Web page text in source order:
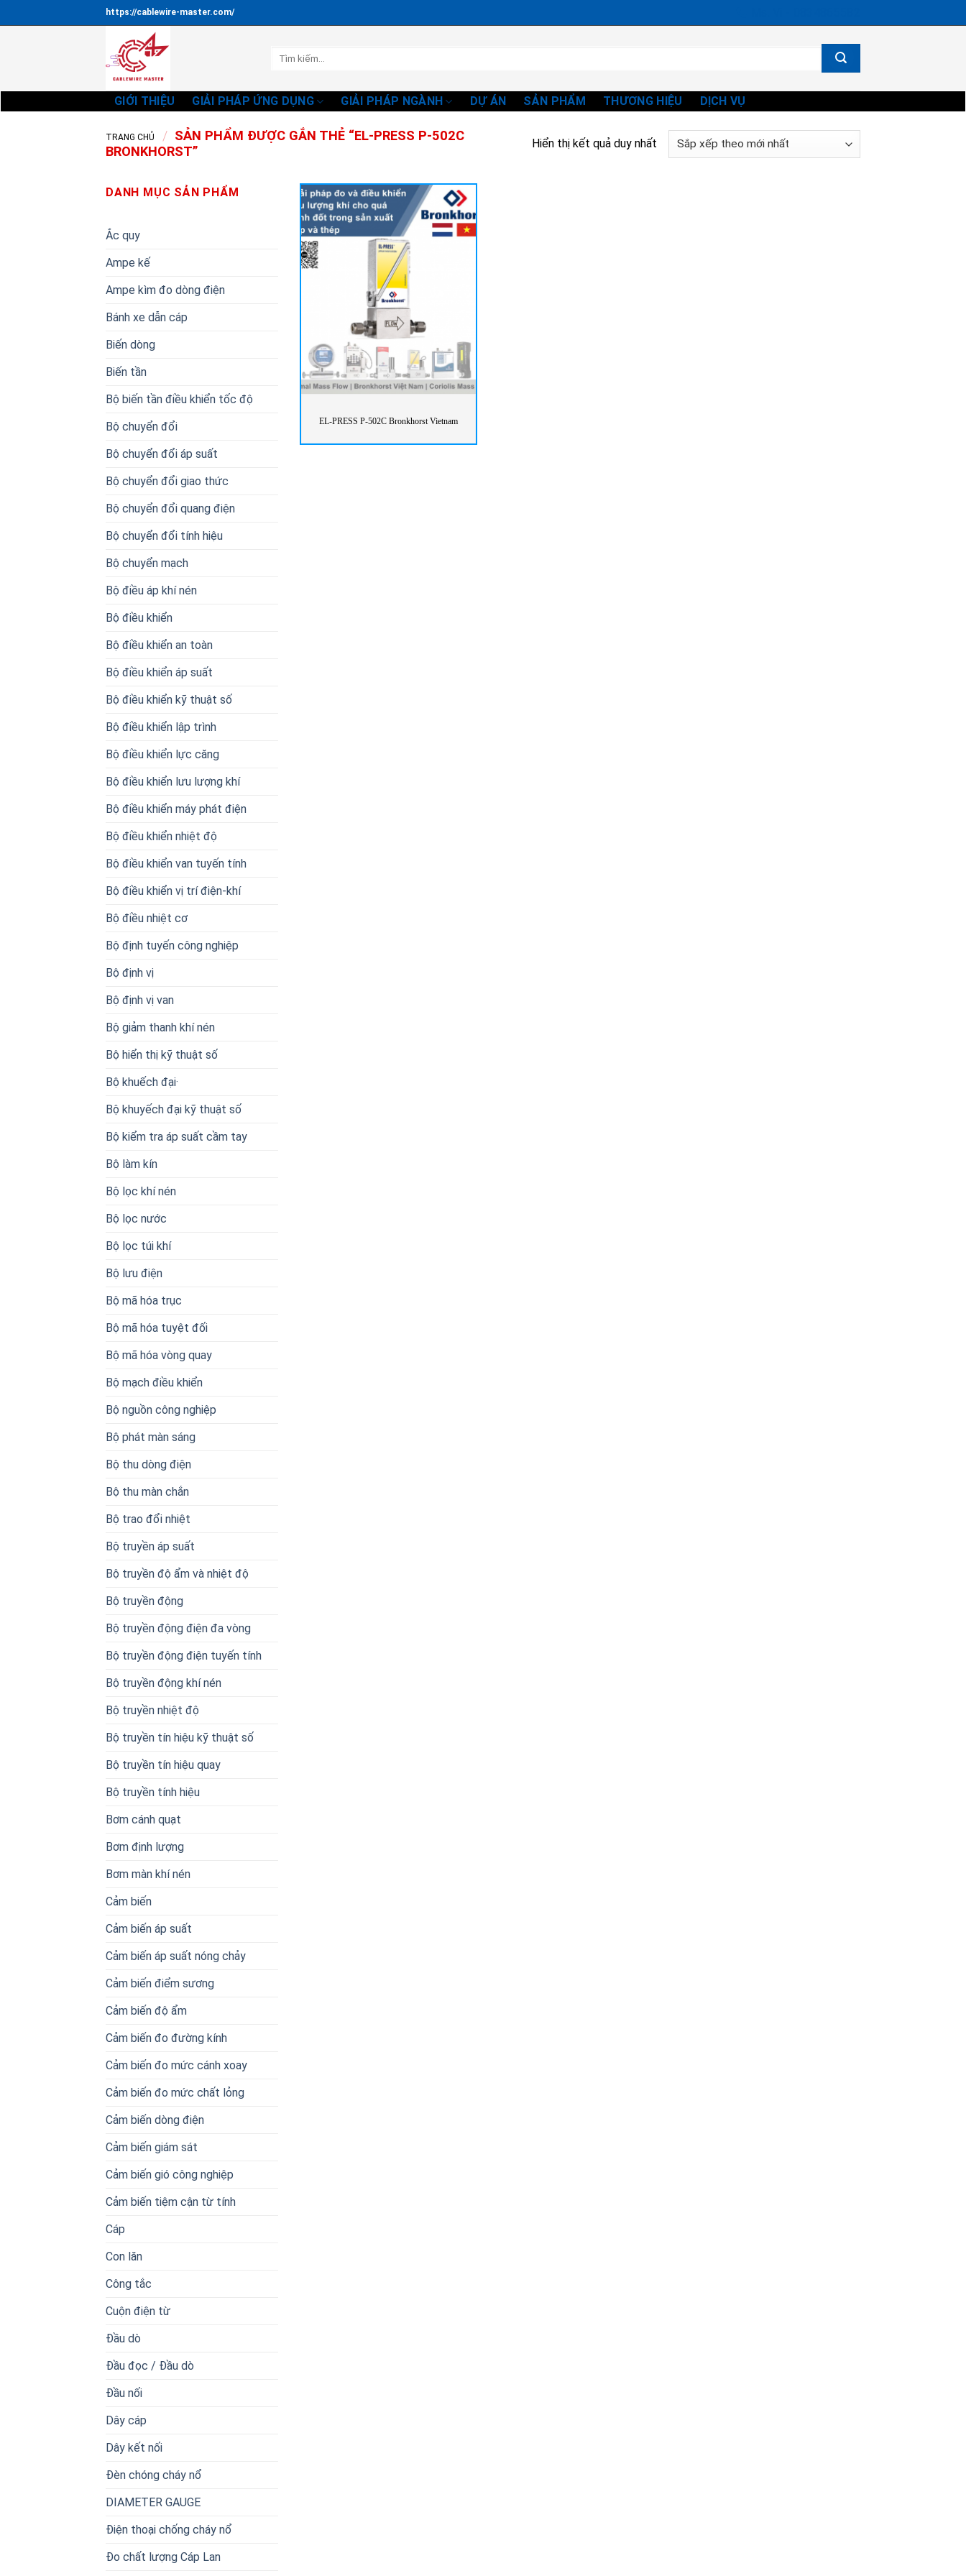
qua
https://cablewire-master.com/
GIỚI THIỆU GIẢI PHÁP ỨNG DỤNG GIẢI PHÁP NGÀNH DỰ ÁN SẢN PHẨM THƯƠNG HIỆU DỊCH VỤ
TRANG CHỦ / SẢN PHẨM ĐƯỢC GẮN THẺ “EL-PRESS P-502C
BRONKHORST”
Hiển thị kết quả duy nhất
DANH MỤC SẢN PHẨM
Ắc quy
Ampe kế
Ampe kìm đo dòng điện
Bánh xe dẫn cáp
Biến dòng
Biến tần
Bộ biến tần điều khiển tốc độ
Bộ chuyển đổi
Bộ chuyển đổi áp suất
Bộ chuyển đổi giao thức
Bộ chuyển đổi quang điện
Bộ chuyển đổi tính hiệu
Bộ chuyển mạch
Bộ điều áp khí nén
Bộ điều khiển
Bộ điều khiển an toàn
Bộ điều khiển áp suất
Bộ điều khiển kỹ thuật số
Bộ điều khiển lập trình
Bộ điều khiển lực căng
Bộ điều khiển lưu lượng khí
Bộ điều khiển máy phát điện
Bộ điều khiển nhiệt độ
Bộ điều khiển van tuyến tính
Bộ điều khiển vị trí điện-khí
Bộ điều nhiệt cơ
Bộ định tuyến công nghiệp
Bộ định vị
Bộ định vị van
Bộ giảm thanh khí nén
Bộ hiển thị kỹ thuật số
Bộ khuếch đại·
Bộ khuyếch đại kỹ thuật số
Bộ kiểm tra áp suất cầm tay
Bộ làm kín
Bộ lọc khí nén
Bộ lọc nước
Bộ lọc túi khí
Bộ lưu điện
Bộ mã hóa trục
Bộ mã hóa tuyệt đối
Bộ mã hóa vòng quay
Bộ mạch điều khiển
Bộ nguồn công nghiệp
Bộ phát màn sáng
Bộ thu dòng điện
Bộ thu màn chắn
Bộ trao đổi nhiệt
Bộ truyền áp suất
Bộ truyền độ ẩm và nhiệt độ
Bộ truyền động
Bộ truyền động điện đa vòng
Bộ truyền động điện tuyến tính
Bộ truyền động khí nén
Bộ truyền nhiệt độ
Bộ truyền tín hiệu kỹ thuật số
Bộ truyền tín hiệu quay
Bộ truyền tính hiệu
Bơm cánh quạt
Bơm định lượng
Bơm màn khí nén
Cảm biến
Cảm biến áp suất
Cảm biến áp suất nóng chảy
Cảm biến điểm sương
Cảm biến độ ẩm
Cảm biến đo đường kính
Cảm biến đo mức cánh xoay
Cảm biến đo mức chất lỏng
Cảm biến dòng điện
Cảm biến giám sát
Cảm biến gió công nghiệp
Cảm biến tiệm cận từ tính
Cáp
Con lăn
Công tắc
Cuộn điện từ
Đầu dò
Đầu đọc / Đầu dò
Đầu nối
Dây cáp
Dây kết nối
Đèn chóng cháy nổ
DIAMETER GAUGE
Điện thoại chống cháy nổ
Đo chất lượng Cáp Lan
EL-PRESS P-502C Bronkhorst Vietnam